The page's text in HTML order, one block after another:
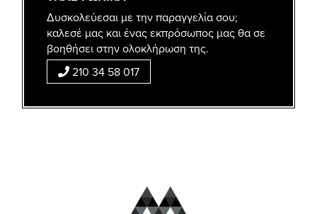
Δυσκολεύεσαι με την παραγγελία σου;
καλεσέ μας και ένας εκπρόσωπος μας θα σε
βοηθήσει στην ολοκλήρωση της.
210 34 58 017